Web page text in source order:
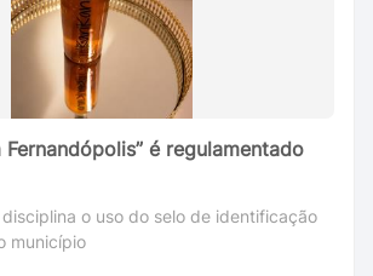
Fernandópolis” é regulamentado
o uso do selo de identificação
município